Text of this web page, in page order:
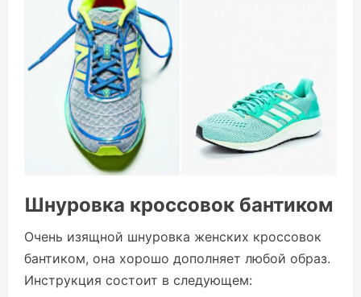
Шнуровка кроссовок бантиком
Очень изящной шнуровка женских кроссовок
бантиком, она хорошо дополняет любой образ.
Инструкция состоит в следующем: